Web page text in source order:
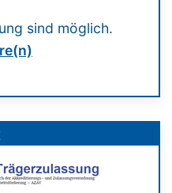
sind möglich.